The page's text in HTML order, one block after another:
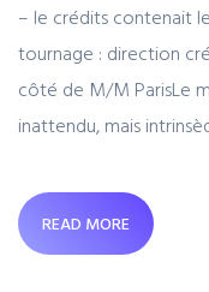
– le crédits contenait
tournage : direction
côté de M/M ParisLe
inattendu, mais
READ MORE